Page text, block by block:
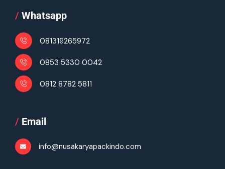
/ Whatsapp
081319265972
0853 5330 0042
0812 8782 5811
/ Email
info@nusakaryapackindo.com